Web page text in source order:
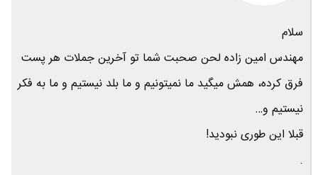
سلام
مهندس امین زاده لحن صحبت شما تو آخرین جملات هر پست
فرق کرده، همش میگید ما نمیتونیم و ما بلد نیستیم و ما به فکر
نیستیم و…
قبلا این طوری نبودید!
.